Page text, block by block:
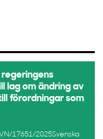
lag om ändring av
förordningar som
17651/2025Svenska